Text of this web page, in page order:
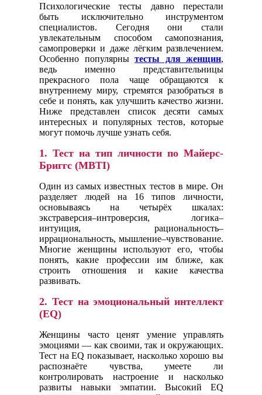
Психологические тесты давно перестали
быть исключительно инструментом
специалистов. Сегодня они стали
увлекательным способом самопознания,
самопроверки и даже лёгким развлечением.
Особенно популярны тесты для женщин,
ведь именно представительницы
прекрасного пола чаще обращаются к
внутреннему миру, стремятся разобраться в
себе и понять, как улучшить качество жизни.
Ниже представлен список десяти самых
интересных и популярных тестов, которые
могут помочь лучше узнать себя.
1. Тест на тип личности по Майерс-
Бриггс (MBTI)
Один из самых известных тестов в мире. Он
разделяет людей на 16 типов личности,
основываясь на четырёх шкалах:
экстраверсия–интроверсия, логика–
интуиция, рациональность–
иррациональность, мышление–чувствование.
Многие женщины используют его, чтобы
понять, какие профессии им ближе, как
строить отношения и какие качества
развивать.
2. Тест на эмоциональный интеллект
(EQ)
Женщины часто ценят умение управлять
эмоциями — как своими, так и окружающих.
Тест на EQ показывает, насколько хорошо вы
распознаёте чувства, умеете ли
контролировать настроение и насколько
развиты навыки эмпатии. Высокий EQ